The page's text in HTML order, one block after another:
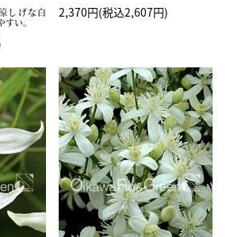
しげな白
い。
2,370円(税込2,607円)